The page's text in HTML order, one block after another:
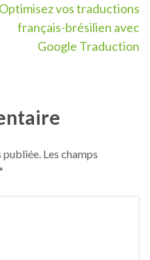
Optimisez vos traductions
français-brésilien avec
Google Traduction
publiée. Les champs